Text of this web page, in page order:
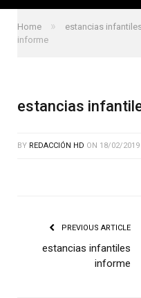
Home » estancias
informe
estancias
BY REDACCIÓN HD ON 18/02/2019
PREVIOUS ARTICLE
estancias infantiles
informe